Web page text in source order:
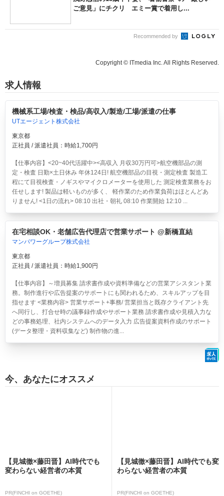
ご意見」にチクリ エミー賞で着用し...
Recommended by
Copyright © ITmedia Inc. All Rights Reserved.
求人情報
機械系工場/検査・検品/高収入/製造/工場/派遣の仕事
UTエージェント株式会社
東京都
正社員 / 派遣社員：時給1,700円
【仕事内容】<20~40代活躍中><高収入 月収30万円可>航空機部品の測
定・検査 日勤×土日休み 年休124日!航空機部品の目視・測定検査 製造工
程にて目視検査・ノギスやマイクロメーターを使用した 測定検査業務をお
任せします! 製品は軽いものが多く、 軽作業のため作業負荷はほとんどあ
りません! <1日の流れ> 08:10 出社・朝礼 08:10 作業開始 12:10 ...
在宅相談OK・老舗広告代理店で営業サポート @新橋直結
マンパワーグループ株式会社
東京都
正社員 / 派遣社員：時給1,900円
【仕事内容】～増員募集 請求書作成や資料準備などの営業アシスタント業
務。制作進行や広告提案のサポートにも関われるため、スキルアップを目
指せます <業務内容> 営業サポート+事務/ 営業担当と既存クライアント先
へ同行し、打合せ時の議事録作成やサポート業務 請求書作成や見積入力な
どの事務処理、社内システムへのデータ入力 広告提案資料作成のサポート
(データ整理・資料収集など) 制作物の進...
今、あなたにオススメ
【見城徹×藤田晋】AI時代でも
変わらない経営者の本質
PR(FINCHI on GOETHE)
【見城徹×藤田晋】AI時代でも変
わらない経営者の本質
PR(FINCHI on GOETHE)